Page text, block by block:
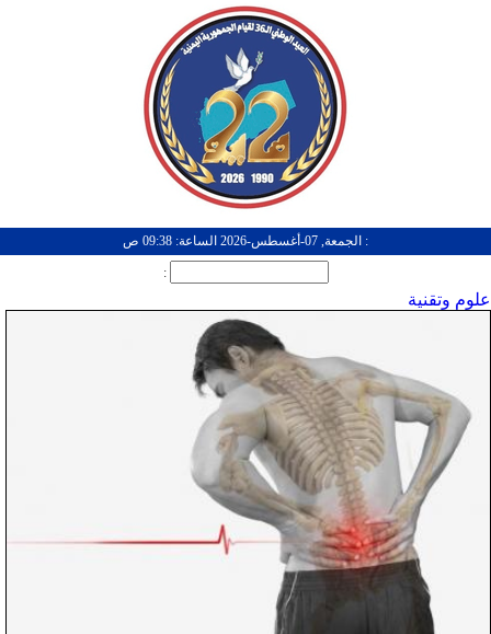
: الجمعة, 07-أغسطس-2026 الساعة: 09:38 ص
:
علوم وتقنية